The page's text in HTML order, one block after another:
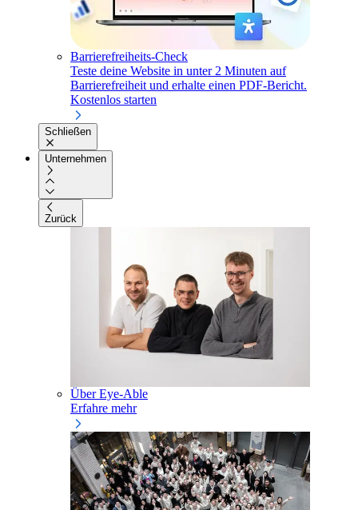
Barrierefreiheits-Check
Teste deine Website in unter 2 Minuten auf
Barrierefreiheit und erhalte einen PDF-Bericht.
Kostenlos starten
Schließen
Unternehmen
Zurück
Über Eye-Able
Erfahre mehr